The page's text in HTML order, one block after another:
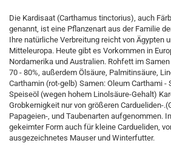
Die Kardisaat (Carthamus tinctorius), auch
genannt, ist eine Pflanzenart aus der Familie
Ihre natürliche Verbreitung reicht von Ägypten
Mitteleuropa. Heute gibt es Vorkommen in
Nordamerika und Australien. Rohfett im
70 - 80%, außerdem Ölsäure, Palmitinsäure,
Carthamin (rot-gelb) Samen: Oleum Carthami -
Speiseöl (wegen hohem Linolsäure-Gehalt)
Grobkernigkeit nur von größeren Cardueliden-
Papageien-, und Taubenarten aufgenommen.
gekeimter Form auch für kleine Cardueliden,
ausgezeichnetes Mauser und Winterfutter.